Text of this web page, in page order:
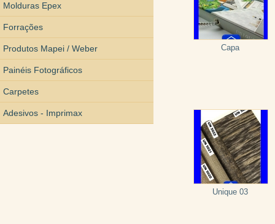
Molduras Epex
Forrações
Produtos Mapei / Weber
Painéis Fotográficos
Carpetes
Adesivos - Imprimax
Capa
Unique 03